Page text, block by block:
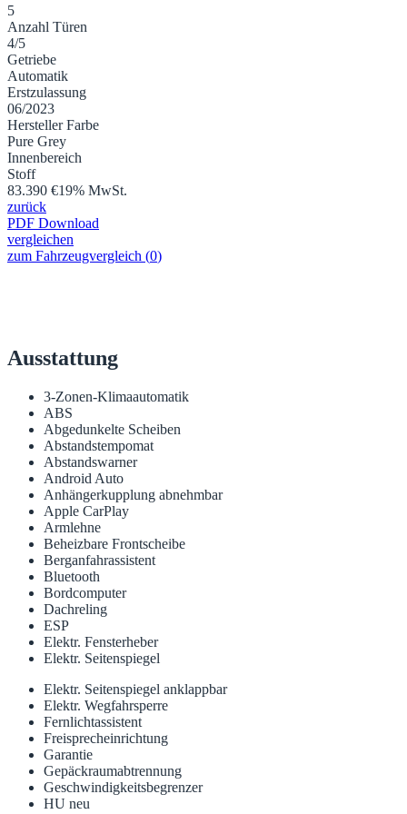
5
Anzahl Türen
4/5
Getriebe
Automatik
Erstzulassung
06/2023
Hersteller Farbe
Pure Grey
Innenbereich
Stoff
83.390 €19% MwSt.
zurück
PDF Download
vergleichen
zum Fahrzeugvergleich (0)
Ausstattung
3-Zonen-Klimaautomatik
ABS
Abgedunkelte Scheiben
Abstandstempomat
Abstandswarner
Android Auto
Anhängerkupplung abnehmbar
Apple CarPlay
Armlehne
Beheizbare Frontscheibe
Berganfahrassistent
Bluetooth
Bordcomputer
Dachreling
ESP
Elektr. Fensterheber
Elektr. Seitenspiegel
Elektr. Seitenspiegel anklappbar
Elektr. Wegfahrsperre
Fernlichtassistent
Freisprecheinrichtung
Garantie
Gepäckraumabtrennung
Geschwindigkeitsbegrenzer
HU neu